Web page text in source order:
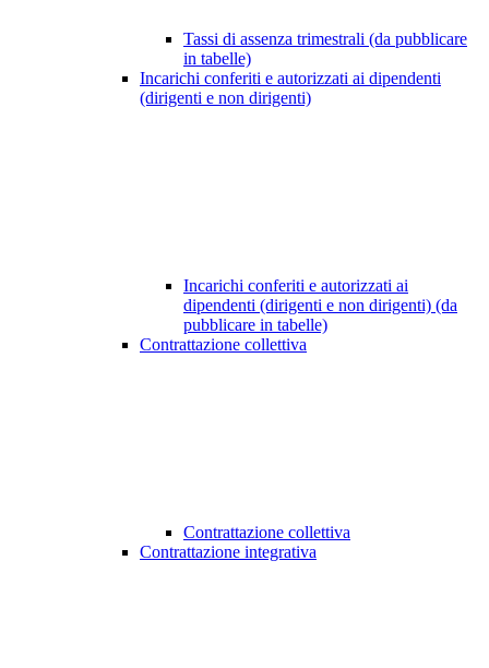
Tassi di assenza trimestrali (da pubblicare
in tabelle)
Incarichi conferiti e autorizzati ai dipendenti
(dirigenti e non dirigenti)
Incarichi conferiti e autorizzati ai
dipendenti (dirigenti e non dirigenti) (da
pubblicare in tabelle)
Contrattazione collettiva
Contrattazione collettiva
Contrattazione integrativa